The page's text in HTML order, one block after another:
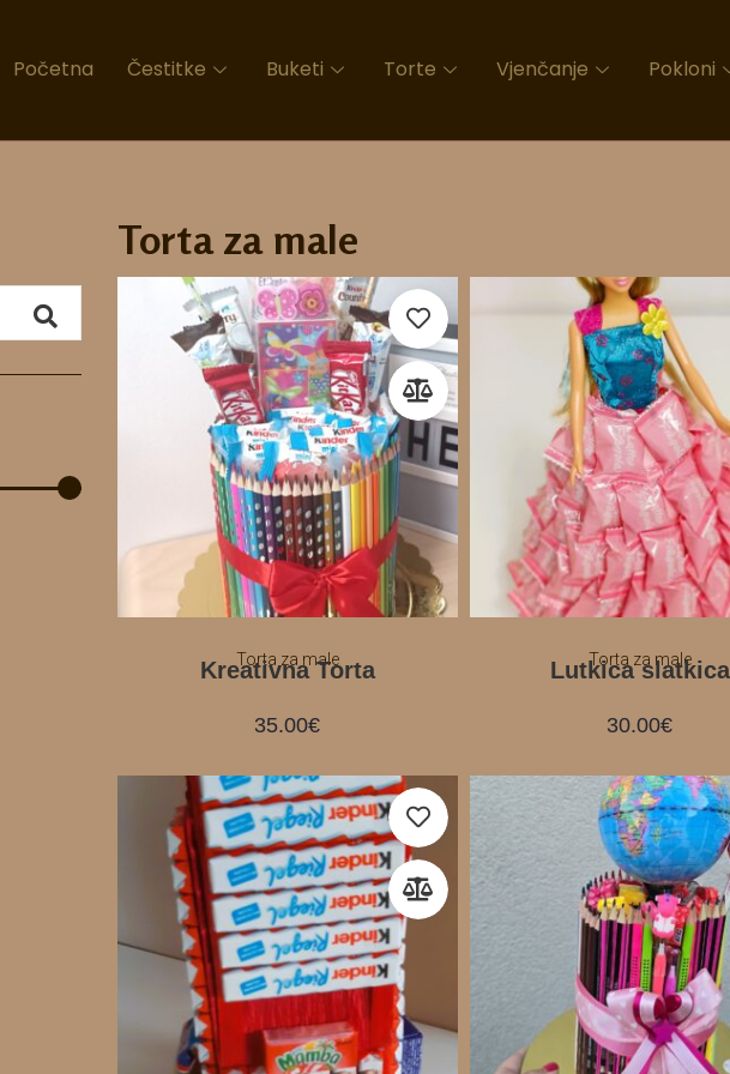
Početna Čestitke Buketi Torte Vjenčanje Pokloni
Torta za male
Torta za male
Kreativna Torta
35.00€
Torta za male
Lutkica slatkica
30.00€